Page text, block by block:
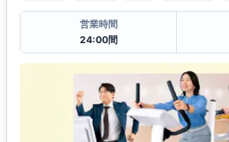
営業時間
24:00間